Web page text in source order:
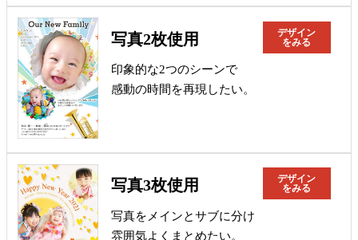
写真2枚使用
デザイン
をみる
印象的な2つのシーンで
感動の時間を再現したい。
写真3枚使用
デザイン
をみる
写真をメインとサブに分け
雰囲気よくまとめたい。